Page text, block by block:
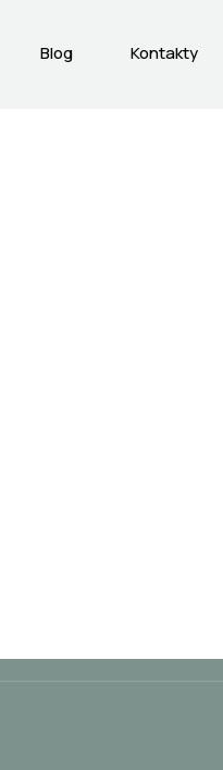
Blog Kontakty